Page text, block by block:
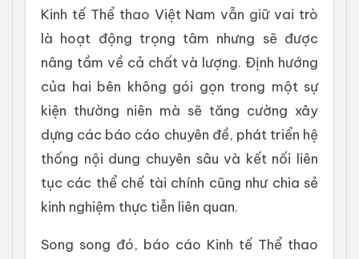
Kinh tế Thể thao Việt Nam vẫn giữ vai trò
là hoạt động trọng tâm nhưng sẽ được
nâng tầm về cả chất và lượng. Định hướng
của hai bên không gói gọn trong một sự
kiện thường niên mà sẽ tăng cường xây
dựng các báo cáo chuyên đề, phát triển hệ
thống nội dung chuyên sâu và kết nối liên
tục các thể chế tài chính cũng như chia sẻ
kinh nghiệm thực tiễn liên quan.
Song song đó, báo cáo Kinh tế Thể thao